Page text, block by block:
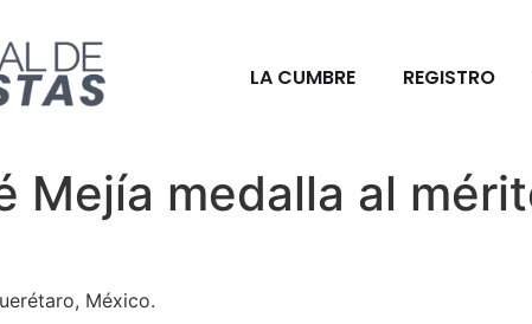
LA CUMBRE REGISTRO
Mejía medalla al
México.